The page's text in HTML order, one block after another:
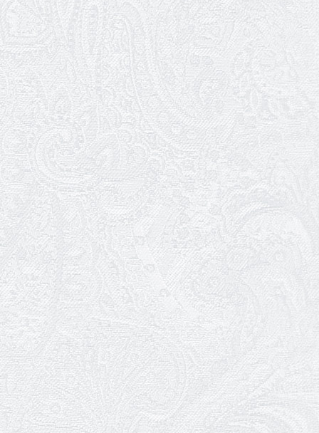
Платова!
22.01.2026
Ювілей Ольги Зеленянської
21.01.2026
Ювілей Ніни Ярован
19.01.2026WhitePress Ukraine
Разом завдяки культурі. Як
Одеський академічний театр
музичної комедії долає самотність
сучасної епохи
14.01.2026
Ювілей Ігоря Дідурка
07.01.2026
Театр музкомедії шукає двірників